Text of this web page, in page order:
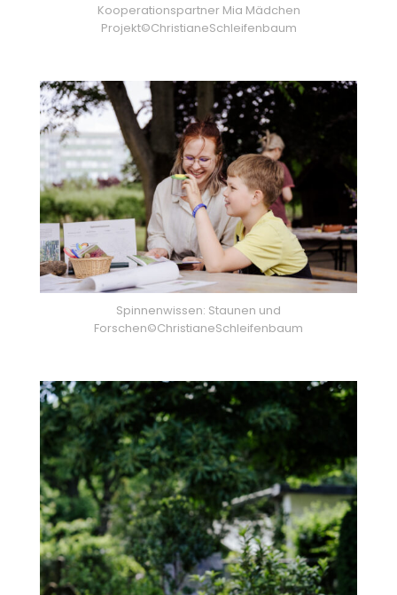
Kooperationspartner Mia Mädchen
Projekt©ChristianeSchleifenbaum
Spinnenwissen: Staunen und
Forschen©ChristianeSchleifenbaum